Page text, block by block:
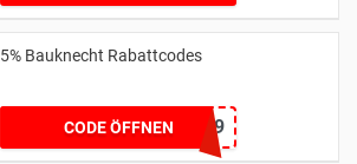
5% Bauknecht Rabattcodes
CODE ÖFFNENBK5W619